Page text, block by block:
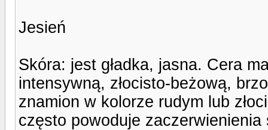
Jesień
Skóra: jest gładka, jasna. Cera
intensywną, złocisto-beżową,
znamion w kolorze rudym lub
często powoduje zaczerwienienia